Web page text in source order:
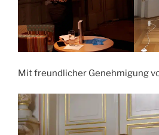
Mit freundlicher Genehmigung